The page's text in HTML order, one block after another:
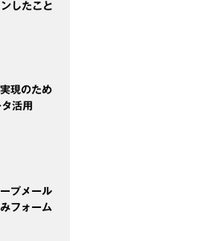
したこと
現のため
活用
プメール
フォーム